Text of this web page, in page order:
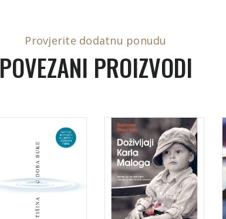
Provjerite dodatnu ponudu
POVEZANI PROIZVODI